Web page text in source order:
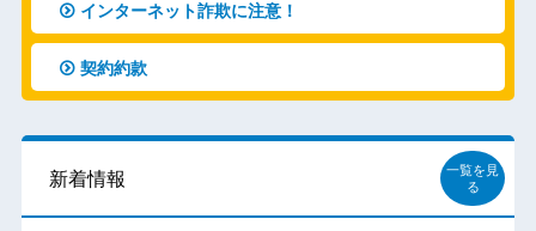
インターネット詐欺に注意！
契約約款
新着情報
一覧を見
る